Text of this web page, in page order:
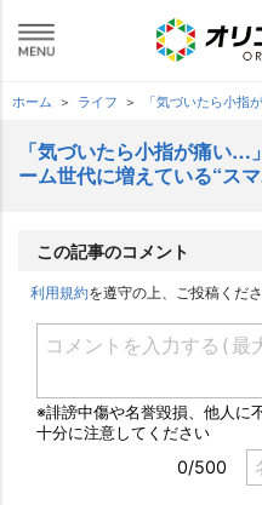
ホーム ライフ 「気づいたら小指
「気づいたら小指が痛い
ーム世代に増えている“ス
この記事のコメント
利用規約を遵守の上、ご投稿くださ